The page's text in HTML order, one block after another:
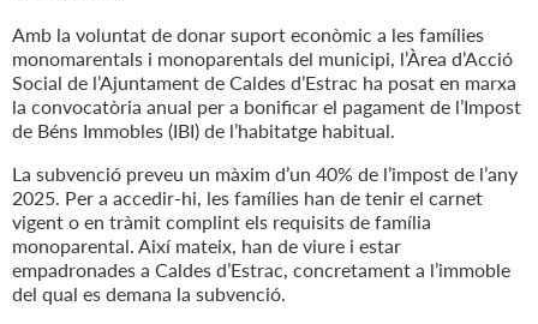
Amb la voluntat de donar suport econòmic a les famílies
monomarentals i monoparentals del municipi, l’Àrea d’Acció
Social de l’Ajuntament de Caldes d’Estrac ha posat en marxa
la convocatòria anual per a bonificar el pagament de l’Impost
de Béns Immobles (IBI) de l’habitatge habitual.
La subvenció preveu un màxim d’un 40% de l’impost de l’any
2025. Per a accedir-hi, les famílies han de tenir el carnet
vigent o en tràmit complint els requisits de família
monoparental. Així mateix, han de viure i estar
empadronades a Caldes d’Estrac, concretament a l’immoble
del qual es demana la subvenció.